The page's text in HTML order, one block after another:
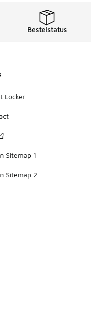
Bestelstatus
Locker
Sitemap 1
Sitemap 2